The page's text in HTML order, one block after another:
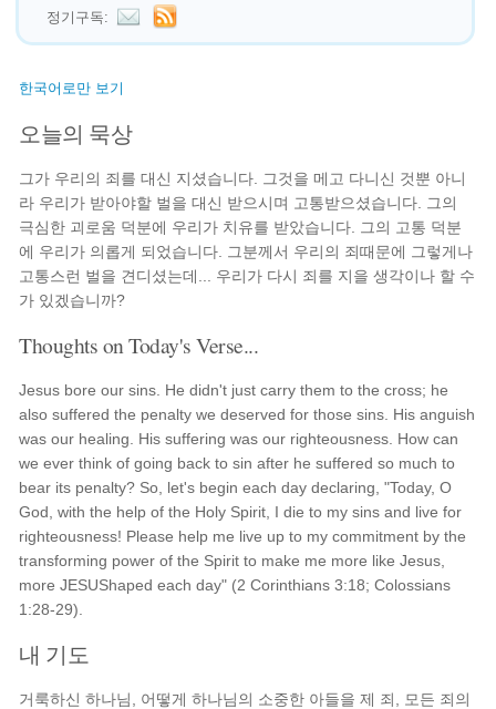
정기구독:
한국어로만 보기
오늘의 묵상
그가 우리의 죄를 대신 지셨습니다. 그것을 메고 다니신 것뿐 아니
라 우리가 받아야할 벌을 대신 받으시며 고통받으셨습니다. 그의
극심한 괴로움 덕분에 우리가 치유를 받았습니다. 그의 고통 덕분
에 우리가 의롭게 되었습니다. 그분께서 우리의 죄때문에 그렇게나
고통스런 벌을 견디셨는데... 우리가 다시 죄를 지을 생각이나 할 수
가 있겠습니까?
Thoughts on Today's Verse...
Jesus bore our sins. He didn't just carry them to the cross; he
also suffered the penalty we deserved for those sins. His anguish
was our healing. His suffering was our righteousness. How can
we ever think of going back to sin after he suffered so much to
bear its penalty? So, let's begin each day declaring, "Today, O
God, with the help of the Holy Spirit, I die to my sins and live for
righteousness! Please help me live up to my commitment by the
transforming power of the Spirit to make me more like Jesus,
more JESUShaped each day" (2 Corinthians 3:18; Colossians
1:28-29).
내 기도
거룩하신 하나님, 어떻게 하나님의 소중한 아들을 제 죄, 모든 죄의